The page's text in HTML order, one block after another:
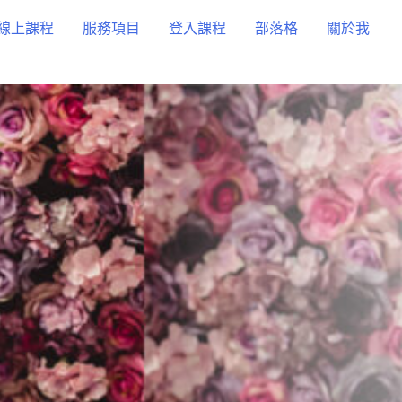
上課程 服務項目 登入課程 部落格 關於我